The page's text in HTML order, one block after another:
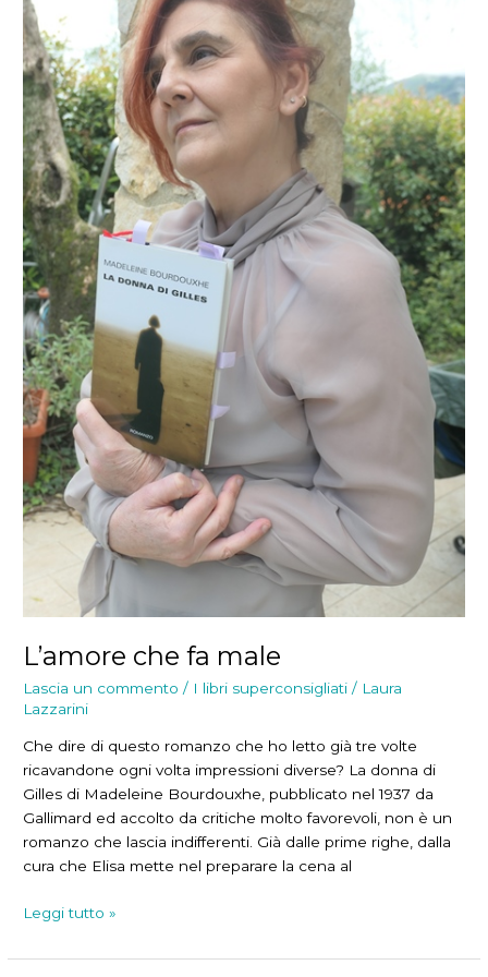
L’amore che fa male
Lascia un commento / I libri superconsigliati / Laura
Lazzarini
Che dire di questo romanzo che ho letto già tre volte
ricavandone ogni volta impressioni diverse? La donna di
Gilles di Madeleine Bourdouxhe, pubblicato nel 1937 da
Gallimard ed accolto da critiche molto favorevoli, non è un
romanzo che lascia indifferenti. Già dalle prime righe, dalla
cura che Elisa mette nel preparare la cena al
L’amore
fa
Leggi tutto »